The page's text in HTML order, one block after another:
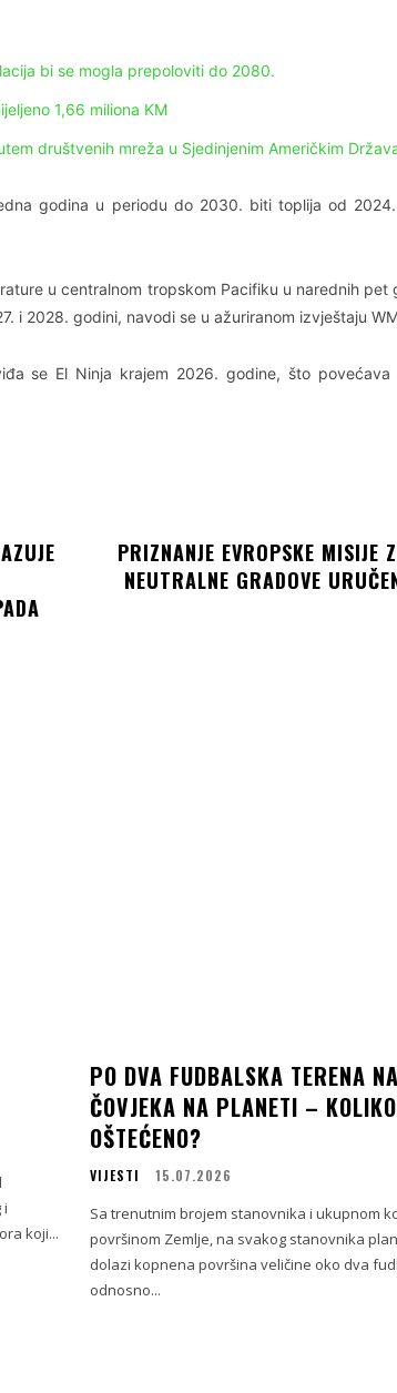
bi se mogla prepoloviti do 2080.
1,66 miliona KM
društvenih mreža u Sjedinjenim Američkim
godina u periodu do 2030. biti toplija od
u centralnom tropskom Pacifiku u narednih pet
i 2028. godini, navodi se u ažuriranom izvještaju
se El Ninja krajem 2026. godine, što povećava
PRIZNANJE EVROPSKE MISIJE
NEUTRALNE GRADOVE
i
koji...
PO DVA FUDBALSKA TERENA
ČOVJEKA NA PLANETI –
OŠTEĆENO?
VIJESTI 15.07.2026
Sa trenutnim brojem stanovnika i ukupnom
površinom Zemlje, na svakog stanovnika
dolazi kopnena površina veličine oko dva
odnosno...